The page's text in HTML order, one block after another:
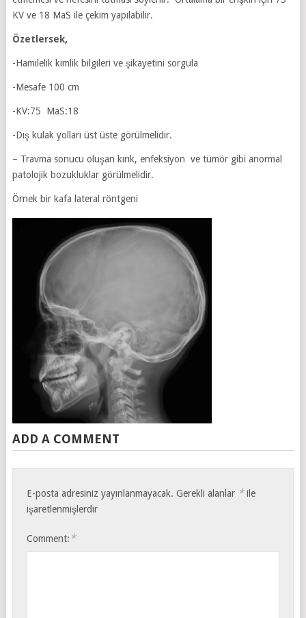
KV ve 18 MaS ile çekim yapılabilir.
Özetlersek,
-Hamilelik kimlik bilgileri ve şikayetini sorgula
-Mesafe 100 cm
-KV:75 MaS:18
-Dış kulak yolları üst üste görülmelidir.
– Travma sonucu oluşan kırık, enfeksiyon ve tümör gibi anormal
patolojik bozukluklar görülmelidir.
Örnek bir kafa lateral röntgeni
ADD A COMMENT
E-posta adresiniz yayınlanmayacak. Gerekli alanlar *ile
işaretlenmişlerdir
Comment: *